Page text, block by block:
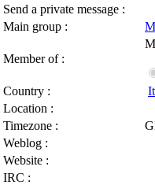
Send a private message :
Main group :
Member of :
Country :
Location :
Timezone :
Weblog :
Website :
IRC :